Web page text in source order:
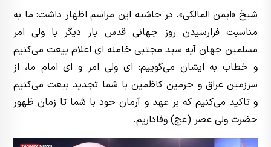
شیخ «ایمن المالکی»، در حاشیه این مراسم اظهار داشت: ما به
مناسبت فرارسیدن روز جهانی قدس بار دیگر با ولی امر
مسلمین جهان آیه سید مجتبی خامنه ای اعلام بیعت می‌کنیم
و خطاب به ایشان می‌گوییم: ای ولی امر و ای امام ما، از
سرزمین عراق و حرمین کاظمین با شما تجدید بیعت می‌کنیم
و تاکید می‌کنیم که بر عهد و آرمان خود با شما تا زمان ظهور
حضرت ولی عصر (عج) وفاداریم.